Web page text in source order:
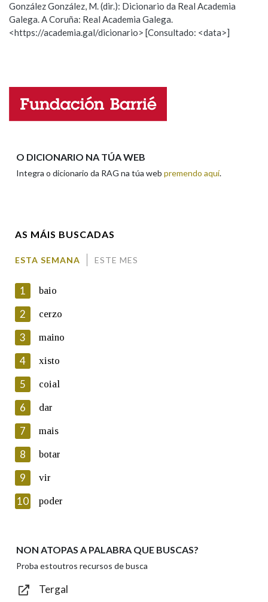
Na fraseoloxía
Marcas gramaticais
Observación Hai un erro na palabra
Propoño mellorar a definición
Nome
En cumprimento da normativa vixente en materia de
Protección de Datos de Carácter Persoal, a Real Academia
Galega informa a aqueles usuarios que faciliten o seu correo
electrónico, así como calquera outra información de carácter
persoal, que estes datos serán obxecto de tratamento
automatizado de carácter confidencial e incorporados aos seus
ficheiros informáticos. Así mesmo, os usuarios poderán exercer o
seu dereito de acceso, rectificación, oposición e cancelación dos
seus datos poñéndose en contacto connosco.
Lin e acepto as condicións da política de
Introduce o código que aparece na imaxe:
Texto de verificación
González González, M. (dir.): Dicionario da Real Academia
Galega. A Coruña: Real Academia Galega.
<https://academia.gal/dicionario> [Consultado: <data>]
O DICIONARIO NA TÚA WEB
Integra o dicionario da RAG na túa web premendo aquí.
AS MÁIS BUSCADAS
ESTA SEMANA ESTE MES
1 baio
2 cerzo
3 maino
4 xisto
5 coial
6 dar
7 mais
8 botar
9 vir
10 poder
NON ATOPAS A PALABRA QUE BUSCAS?
Proba estoutros recursos de busca
Tergal